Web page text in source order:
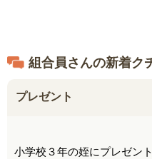
組合員さんの新着ク
プレゼント
小学校３年の姪にプレゼン